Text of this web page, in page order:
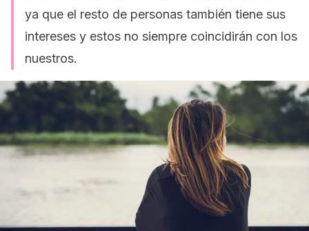
ya que el resto de personas también tiene sus
intereses y estos no siempre coincidirán con los
nuestros.